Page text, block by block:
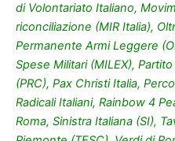
di Volontariato Italiano,
riconciliazione (MIR Italia),
Permanente Armi Leggere
Spese Militari (MILEX),
(PRC), Pax Christi Italia,
Radicali Italiani, Rainbow 4
Roma, Sinistra Italiana (SI),